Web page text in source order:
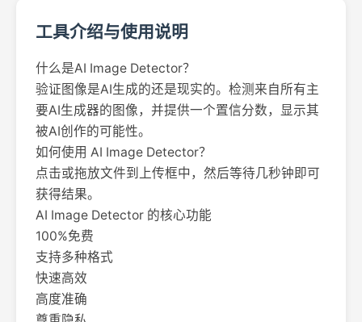
工具介绍与使用说明
什么是AI Image Detector？
验证图像是AI生成的还是现实的。检测来自所有主
要AI生成器的图像，并提供一个置信分数，显示其
被AI创作的可能性。
如何使用 AI Image Detector？
点击或拖放文件到上传框中，然后等待几秒钟即可
获得结果。
AI Image Detector 的核心功能
100%免费
支持多种格式
快速高效
高度准确